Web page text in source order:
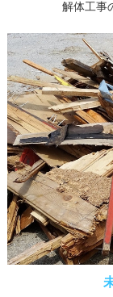
解体工事